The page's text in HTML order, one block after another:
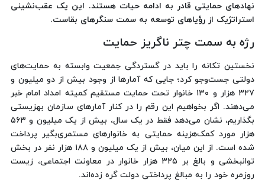
نهادهای حمایتی قادر به ادامه حیات هستند. این یک عقب‌نشینی
استراتژیک از رؤیاهای توسعه به سمت سنگرهای بقاست.
‌رژه به سمت چتر ناگریز حمایت
نخستین تکانه را باید در گستردگی جمعیت وابسته به حمایت‌های
دولتی جست‌وجو کرد؛ جایی که آمارها از وجود بیش از دو میلیون و
۳۲۷ هزار و ۱۳۰ خانوار تحت حمایت مستقیم کمیته امداد امام خبر
می‌دهند. اگر بخواهیم این رقم را در کنار آمارهای سازمان بهزیستی
بگذاریم، نشان می‌دهد فقط در یک سال، بیش از یک میلیون و ۵۶۳
هزار مورد کمک‌هزینه حمایتی به خانوارهای مستمری‌بگیر پرداخت
شده است. از این میان، بیش از یک میلیون و ۱۸۸ هزار نفر در بخش
توانبخشی و بالغ بر ۳۲۵ هزار خانوار در معاونت اجتماعی، زیست
روزمره خود را به مبالغ پرداختی دولت گره زده‌اند.